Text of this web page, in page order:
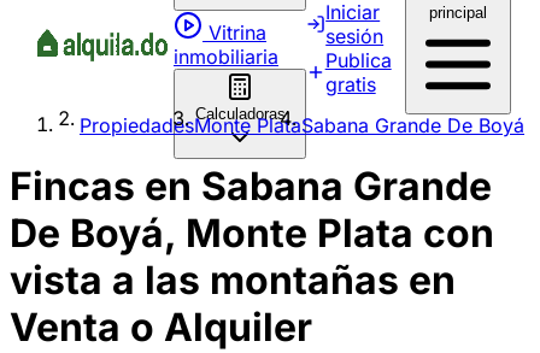
Vitrina
inmobiliaria
Calculadoras
Iniciar
sesión
Publica
gratis
principal
PropiedadesMonte PlataSabana Grande De Boyá
Fincas en Sabana Grande
De Boyá, Monte Plata con
vista a las montañas en
Venta o Alquiler